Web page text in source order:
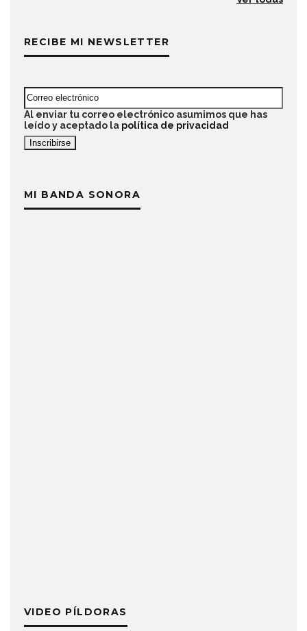
RECIBE MI NEWSLETTER
Al enviar tu correo electrónico asumimos que has
leído y aceptado la política de privacidad
MI BANDA SONORA
VIDEO PÍLDORAS